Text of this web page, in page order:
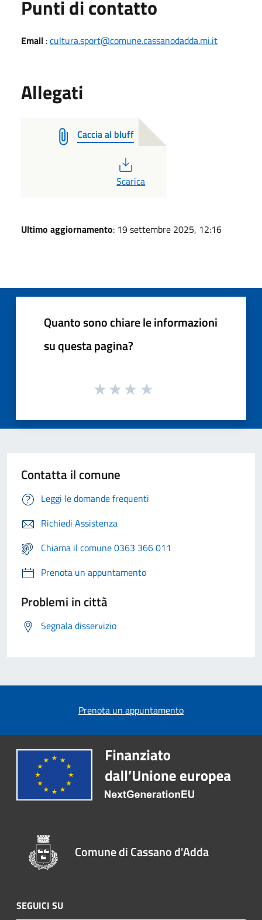
Punti di contatto
Email :cultura.sport@comune.cassanodadda.mi.it
Allegati
Caccia al bluff
PDF
Scarica
Ultimo aggiornamento: 19 settembre 2025, 12:16
Quanto sono chiare le informazioni
su questa pagina?
Contatta il comune
Leggi le domande frequenti
Richiedi Assistenza
Chiama il comune 0363 366 011
Prenota un appuntamento
Problemi in città
Segnala disservizio
Prenota un appuntamento
Comune di Cassano d'Adda
SEGUICI SU